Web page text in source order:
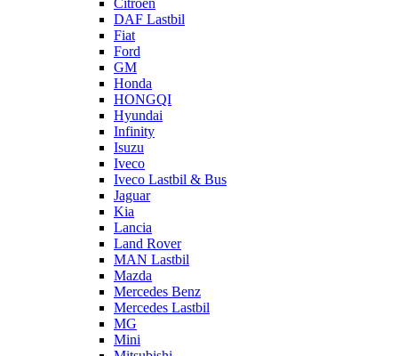
Citroen
DAF Lastbil
Fiat
Ford
GM
Honda
HONGQI
Hyundai
Infinity
Isuzu
Iveco
Iveco Lastbil & Bus
Jaguar
Kia
Lancia
Land Rover
MAN Lastbil
Mazda
Mercedes Benz
Mercedes Lastbil
MG
Mini